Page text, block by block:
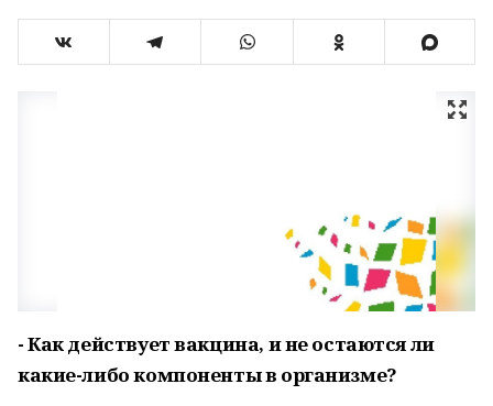
- Как действует вакцина, и не остаются ли
какие-либо компоненты в организме?